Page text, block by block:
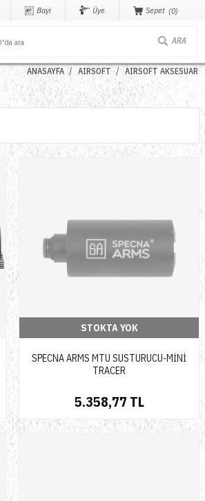
Bayi Üye Sepet 0
ANASAYFA AIRSOFT AIRSOFT AKSESUAR
STOKTA YOK
SPECNA ARMS MTU SUSTURUCU-MİNİ
TRACER
5.358,77 TL